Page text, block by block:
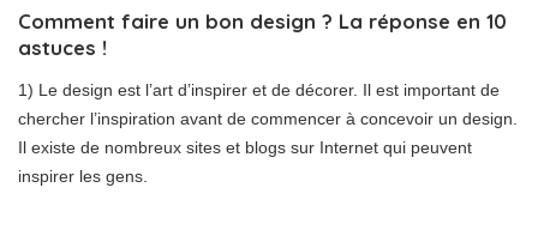
Comment faire un bon design ? La réponse en 10
astuces !
1) Le design est l’art d’inspirer et de décorer. Il est important de
chercher l’inspiration avant de commencer à concevoir un design.
Il existe de nombreux sites et blogs sur Internet qui peuvent
inspirer les gens.